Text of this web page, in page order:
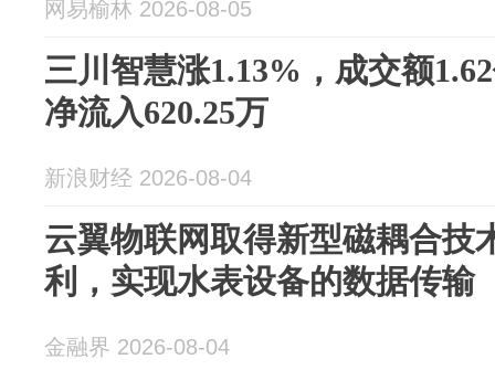
网易榆林 2026-08-05
三川智慧涨1.13%，成交额
净流入620.25万
新浪财经 2026-08-04
云翼物联网取得新型磁耦合技
利，实现水表设备的数据传输
金融界 2026-08-04